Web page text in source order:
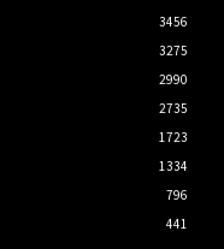
3456
3275
2990
2735
1723
1334
796
441